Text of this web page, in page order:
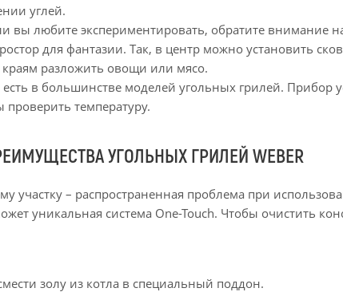
углей.
вы любите экспериментировать, обратите
для фантазии. Так, в центр можно установить
разложить овощи или мясо.
в большинстве моделей угольных грилей. Прибор
температуру.
УГОЛЬНЫХ ГРИЛЕЙ WEBER
участку – распространенная проблема при
уникальная система One-Touch. Чтобы очистить
золу из котла в специальный поддон.